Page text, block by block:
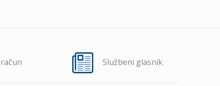
Službeni glasnik